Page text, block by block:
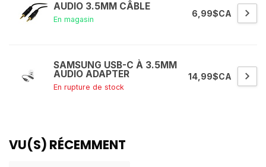
AUDIO 3.5MM CÂBLE
En magasin
6,99$CA
SAMSUNG USB-C À 3.5MM
AUDIO ADAPTER
En rupture de stock
14,99$CA
VU(S) RÉCEMMENT